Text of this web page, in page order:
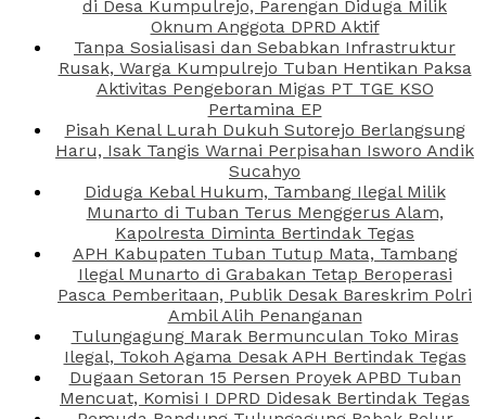
di Desa Kumpulrejo, Parengan Diduga Milik
Oknum Anggota DPRD Aktif
Tanpa Sosialisasi dan Sebabkan Infrastruktur
Rusak, Warga Kumpulrejo Tuban Hentikan Paksa
Aktivitas Pengeboran Migas PT TGE KSO
Pertamina EP
Pisah Kenal Lurah Dukuh Sutorejo Berlangsung
Haru, Isak Tangis Warnai Perpisahan Isworo Andik
Sucahyo
Diduga Kebal Hukum, Tambang Ilegal Milik
Munarto di Tuban Terus Menggerus Alam,
Kapolresta Diminta Bertindak Tegas
APH Kabupaten Tuban Tutup Mata, Tambang
Ilegal Munarto di Grabakan Tetap Beroperasi
Pasca Pemberitaan, Publik Desak Bareskrim Polri
Ambil Alih Penanganan
Tulungagung Marak Bermunculan Toko Miras
Ilegal, Tokoh Agama Desak APH Bertindak Tegas
Dugaan Setoran 15 Persen Proyek APBD Tuban
Mencuat, Komisi I DPRD Didesak Bertindak Tegas